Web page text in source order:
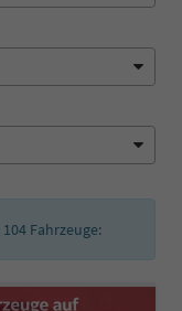
104 Fahrzeuge: